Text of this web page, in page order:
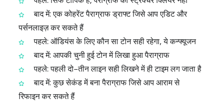
बाद में: एक कोहरेंट पैराग्राफ ड्राफ्ट जिसे आप एडिट और
पर्सनलाइज़ कर सकते हैं
पहले: ऑडियंस के लिए कौन सा टोन सही रहेगा, ये कन्फ्यूजन
बाद में: आपकी चुनी हुई टोन में लिखा हुआ पैराग्राफ
पहले: पहली दो–तीन लाइन सही लिखने में ही टाइम लग जाता है
बाद में: कुछ सेकंड में बना पैराग्राफ जिसे आप आराम से
रिफाइन कर सकते हैं